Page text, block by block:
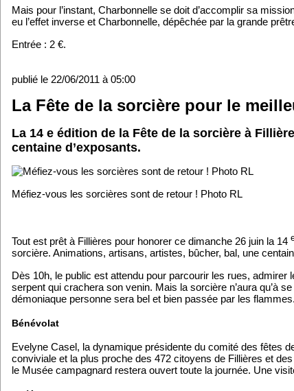
Mais pour l’instant, Charbonnelle se doit d’accomplir sa
eu l’effet inverse et Charbonnelle, dépêchée par la grande
Entrée : 2 €.
publié le 22/06/2011 à 05:00
La Fête de la sorcière pour le
La 14 e édition de la Fête de la sorcière à
centaine d’exposants.
Méfiez-vous les sorcières sont de retour ! Photo RL
Tout est prêt à Fillières pour honorer ce dimanche 26 juin la 14
sorcière. Animations, artisans, artistes, bûcher, bal, une
Dès 10h, le public est attendu pour parcourir les rues,
serpent qui crachera son venin. Mais la sorcière n’aura qu’à
démoniaque personne sera bel et bien passée par les flammes.
Bénévolat
Evelyne Casel, la dynamique présidente du comité des fêtes
conviviale et la plus proche des 472 citoyens de Fillières et
le Musée campagnard restera ouvert toute la journée. Une